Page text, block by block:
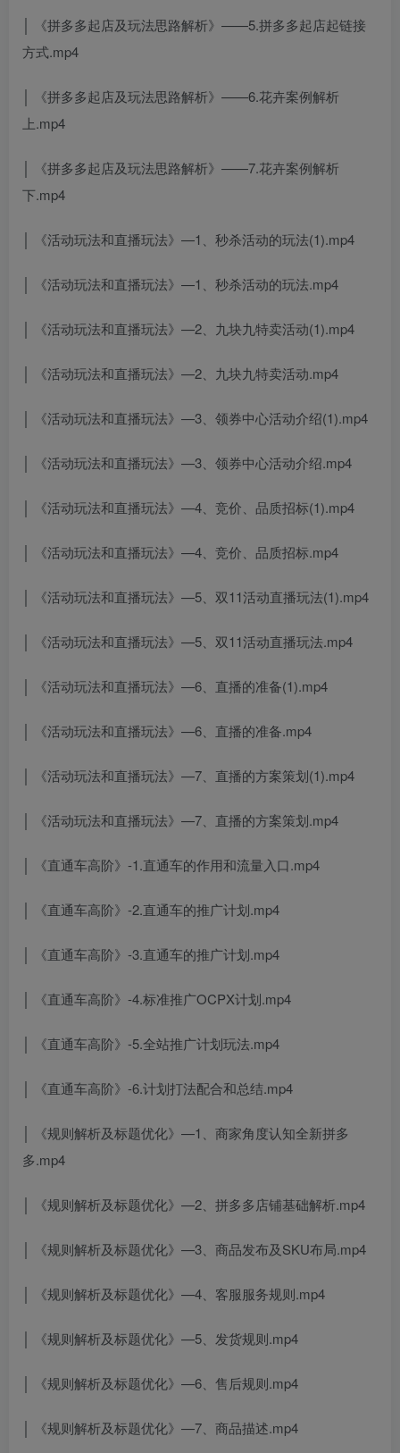
│ 《拼多多起店及玩法思路解析》——5.拼多多起店起链接
方式.mp4
│ 《拼多多起店及玩法思路解析》——6.花卉案例解析
上.mp4
│ 《拼多多起店及玩法思路解析》——7.花卉案例解析
下.mp4
│ 《活动玩法和直播玩法》—1、秒杀活动的玩法(1).mp4
│ 《活动玩法和直播玩法》—1、秒杀活动的玩法.mp4
│ 《活动玩法和直播玩法》—2、九块九特卖活动(1).mp4
│ 《活动玩法和直播玩法》—2、九块九特卖活动.mp4
│ 《活动玩法和直播玩法》—3、领券中心活动介绍(1).mp4
│ 《活动玩法和直播玩法》—3、领券中心活动介绍.mp4
│ 《活动玩法和直播玩法》—4、竞价、品质招标(1).mp4
│ 《活动玩法和直播玩法》—4、竞价、品质招标.mp4
│ 《活动玩法和直播玩法》—5、双11活动直播玩法(1).mp4
│ 《活动玩法和直播玩法》—5、双11活动直播玩法.mp4
│ 《活动玩法和直播玩法》—6、直播的准备(1).mp4
│ 《活动玩法和直播玩法》—6、直播的准备.mp4
│ 《活动玩法和直播玩法》—7、直播的方案策划(1).mp4
│ 《活动玩法和直播玩法》—7、直播的方案策划.mp4
│ 《直通车高阶》-1.直通车的作用和流量入口.mp4
│ 《直通车高阶》-2.直通车的推广计划.mp4
│ 《直通车高阶》-3.直通车的推广计划.mp4
│ 《直通车高阶》-4.标准推广OCPX计划.mp4
│ 《直通车高阶》-5.全站推广计划玩法.mp4
│ 《直通车高阶》-6.计划打法配合和总结.mp4
│ 《规则解析及标题优化》—1、商家角度认知全新拼多
多.mp4
│ 《规则解析及标题优化》—2、拼多多店铺基础解析.mp4
│ 《规则解析及标题优化》—3、商品发布及SKU布局.mp4
│ 《规则解析及标题优化》—4、客服服务规则.mp4
│ 《规则解析及标题优化》—5、发货规则.mp4
│ 《规则解析及标题优化》—6、售后规则.mp4
│ 《规则解析及标题优化》—7、商品描述.mp4